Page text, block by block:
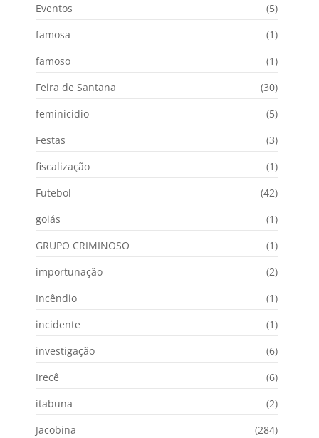
Eventos
(5)
famosa
(1)
famoso
(1)
Feira de Santana
(30)
feminicídio
(5)
Festas
(3)
fiscalização
(1)
Futebol
(42)
goiás
(1)
GRUPO CRIMINOSO
(1)
importunação
(2)
Incêndio
(1)
incidente
(1)
investigação
(6)
Irecê
(6)
itabuna
(2)
Jacobina
(284)